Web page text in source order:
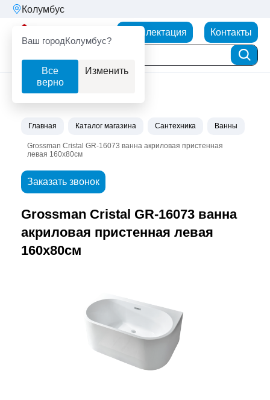
Колумбус
Ваш городКолумбус?
Все
верно
Изменить
Комплектация Контакты
Главная Каталог магазина Сантехника Ванны
Grossman Cristal GR-16073 ванна акриловая пристенная
левая 160x80см
Заказать звонок
Grossman Cristal GR-16073 ванна
акриловая пристенная левая
160x80см